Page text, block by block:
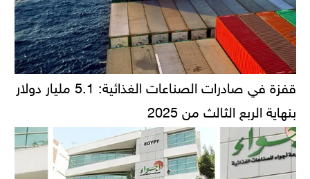
قفزة في صادرات الصناعات الغذائية: 5.1 مليار دولار
بنهاية الربع الثالث من 2025